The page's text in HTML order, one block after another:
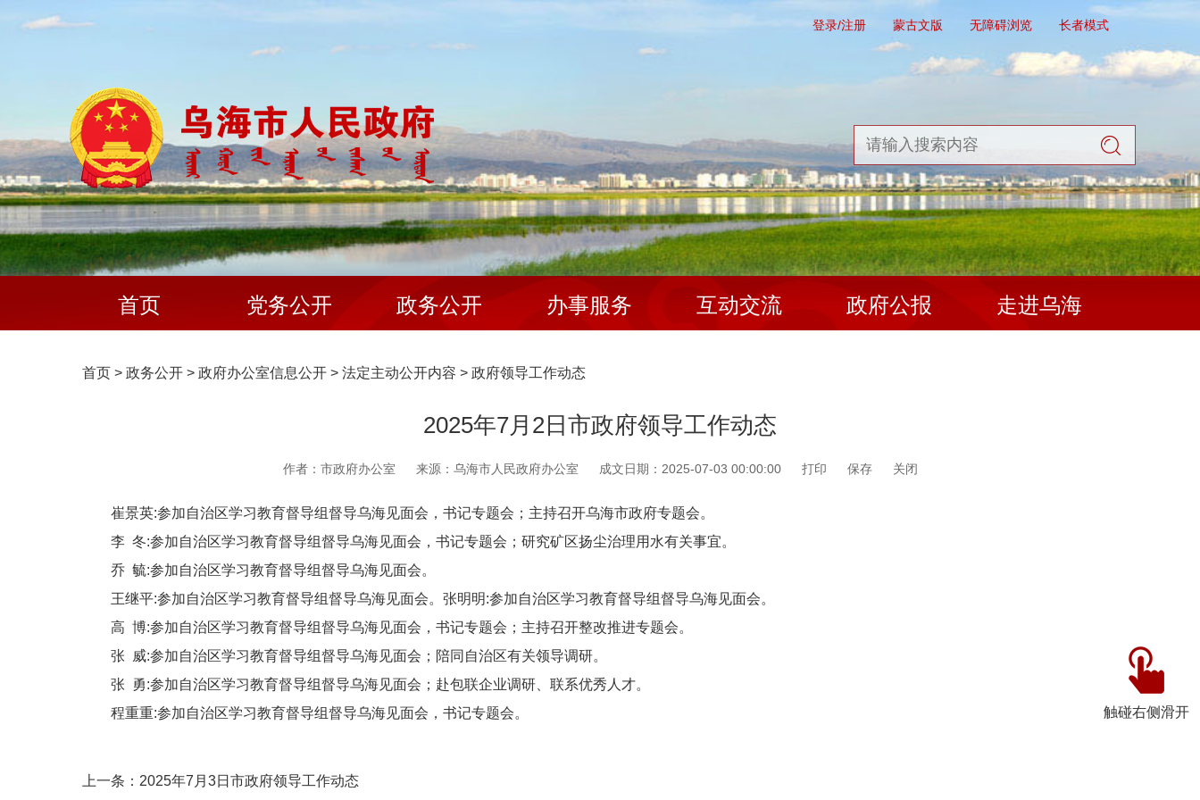
登录/注册 蒙古文版 无障碍浏览 长者模式
首页 党务公开 政务公开 办事服务 互动交流 政府公报 走进乌海
触碰右侧滑开
首页 > 政务公开 > 政府办公室信息公开 > 法定主动公开内容 > 政府领导工作动态
2025年7月2日市政府领导工作动态
作者：市政府办公室 来源：乌海市人民政府办公室 成文日期：2025-07-03 00:00:00 打印 保存 关闭
崔景英:参加自治区学习教育督导组督导乌海见面会，书记专题会；主持召开乌海市政府专题会。
李 冬:参加自治区学习教育督导组督导乌海见面会，书记专题会；研究矿区扬尘治理用水有关事宜。
乔 毓:参加自治区学习教育督导组督导乌海见面会。
王继平:参加自治区学习教育督导组督导乌海见面会。张明明:参加自治区学习教育督导组督导乌海见面会。
高 博:参加自治区学习教育督导组督导乌海见面会，书记专题会；主持召开整改推进专题会。
张 威:参加自治区学习教育督导组督导乌海见面会；陪同自治区有关领导调研。
张 勇:参加自治区学习教育督导组督导乌海见面会；赴包联企业调研、联系优秀人才。
程重重:参加自治区学习教育督导组督导乌海见面会，书记专题会。
上一条： 2025年7月3日市政府领导工作动态